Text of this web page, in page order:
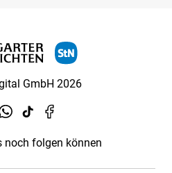
GmbH 2026
noch folgen können